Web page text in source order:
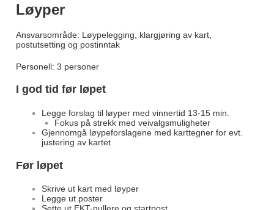
Løyper
Ansvarsområde: Løypelegging, klargjøring av kart,
postutsetting og postinntak
Personell: 3 personer
I god tid før løpet
Legge forslag til løyper med vinnertid 13-15 min.
Fokus på strekk med veivalgsmuligheter
Gjennomgå løypeforslagene med karttegner for evt.
justering av kartet
Før løpet
Skrive ut kart med løyper
Legge ut poster